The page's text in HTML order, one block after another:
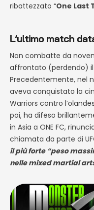
ribattezzato “One Last
L’ultimo match
Non combatte da
affrontato (perdendo) il
Precedentemente, nel
aveva conquistato la
Warriors contro
poi, ha difeso
in Asia a ONE FC,
chiamata da parte di
il più forte “peso
nelle mixed martial